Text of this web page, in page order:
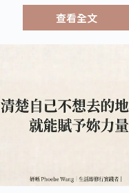
查看全文